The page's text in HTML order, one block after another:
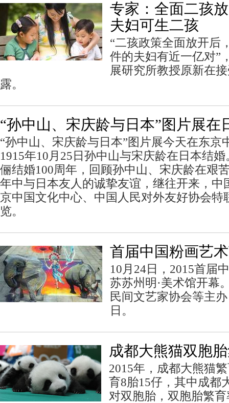
专家：全面二孩
夫妇可生二孩
“二孩政策全面放开后
件的夫妇有近一亿对”
展研究所教授原新在
露。
“孙中山、宋庆龄与日本”图片展在
“孙中山、宋庆龄与日本”图片展今天在东京
1915年10月25日孙中山与宋庆龄在日本结
俪结婚100周年，回顾孙中山、宋庆龄在艰
年中与日本友人的诚挚友谊，继往开来，中
京中国文化中心、中国人民对外友好协会特
览。
首届中国粉画艺
10月24日，2015首届
苏苏州明·美术馆开幕
民间文艺家协会等主
日。
成都大熊猫双胞
2015年，成都大熊猫
育8胎15仔，其中成都
对双胞胎，双胞胎繁